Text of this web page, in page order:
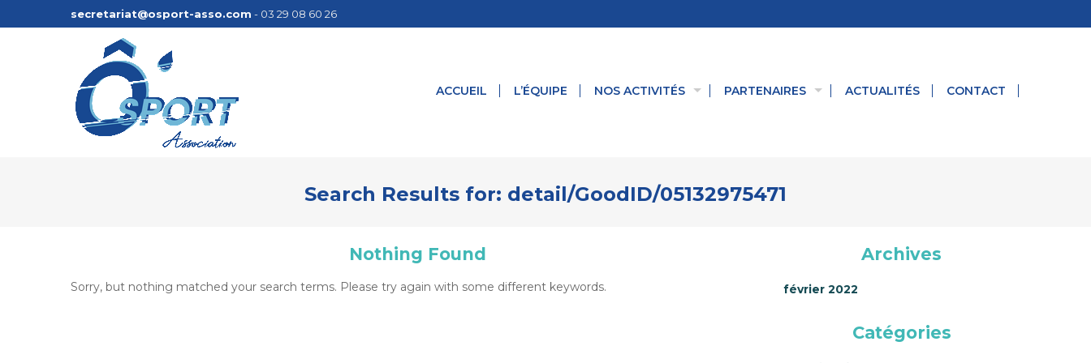
secretariat@osport-asso.com - 03 29 08 60 26
ACCUEIL L’ÉQUIPE NOS ACTIVITÉS PARTENAIRES ACTUALITÉS CONTACT
Search Results for: detail/GoodID/05132975471
Nothing Found
Sorry, but nothing matched your search terms. Please try again with some different keywords.
Archives
février 2022
Catégories